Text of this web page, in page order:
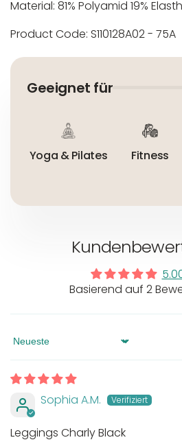
Material: 81% Polyamid 19%
Product Code: S110128A02 - 75A
Maschinenwäsche bis 30°C
Nicht bügeln
In der EU
Geeignet für
Yoga & Pilates Fitness
Basierend auf 2
Sort by
Sophia A.M.
Leggings Charly Black